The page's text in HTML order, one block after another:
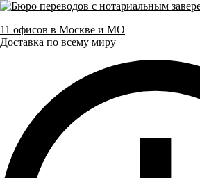
11 офисов в Москве и МО
Доставка по всему миру